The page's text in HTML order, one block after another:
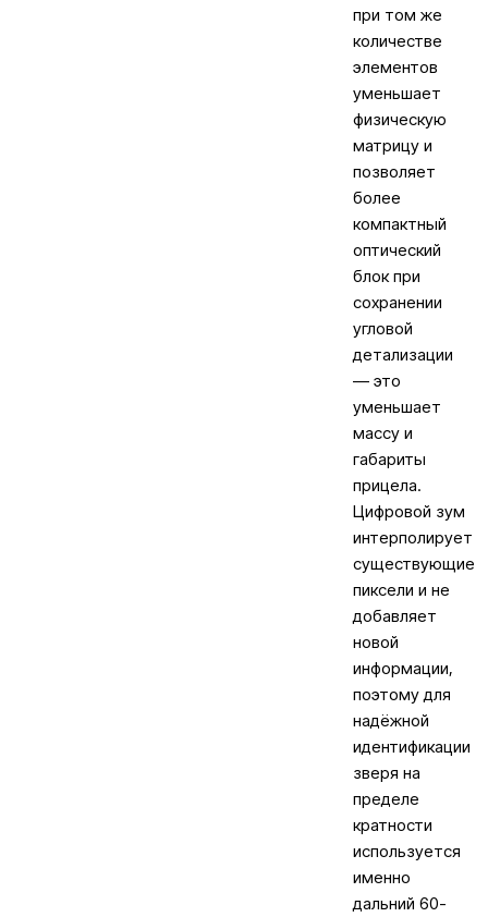
при том же
количестве
элементов
уменьшает
физическую
матрицу и
позволяет
более
компактный
оптический
блок при
сохранении
угловой
детализации
— это
уменьшает
массу и
габариты
прицела.
Цифровой зум
интерполирует
существующие
пиксели и не
добавляет
новой
информации,
поэтому для
надёжной
идентификации
зверя на
пределе
кратности
используется
именно
дальний 60-